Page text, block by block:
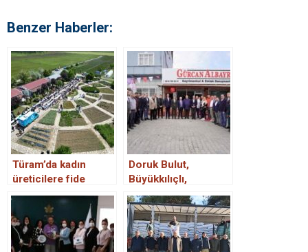
Benzer Haberler:
Türam’da kadın
üreticilere fide
dağıtımı
Doruk Bulut,
Büyükkılıçlı,
Büyükçavuşlu ve
Değirmenköy’deydi.